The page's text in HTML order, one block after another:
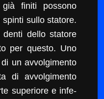
fini­ti pos­sono
sul­lo sta­tore.
del­lo sta­tore
per questo. Uno
un avvol­gi­men­to
di avvol­gi­men­to
supe­ri­ore e infe­